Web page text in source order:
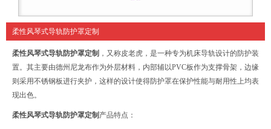
柔性风琴式导轨防护罩定制
柔性风琴式导轨防护罩定制 ，又称皮老虎，是一种专为机床导轨设计的防护装
置。其主要由德州尼龙布作为外层材料，内部辅以PVC板作为支撑骨架，边缘
则采用不锈钢板进行夹护，这样的设计使得防护罩在保护性能与耐用性上均表
现出色。
柔性风琴式导轨防护罩定制 产品特点：